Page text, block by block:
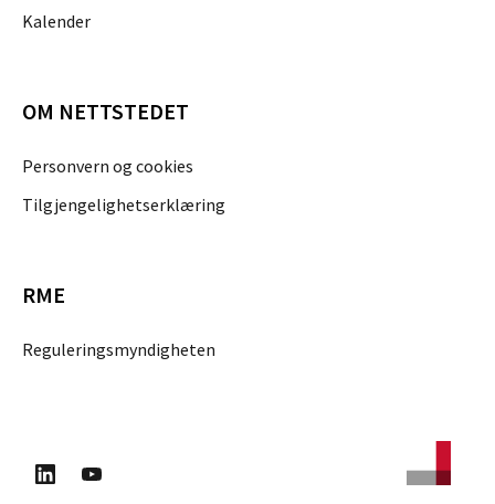
Kalender
OM NETTSTEDET
Personvern og cookies
Tilgjengelighetserklæring
RME
Reguleringsmyndigheten